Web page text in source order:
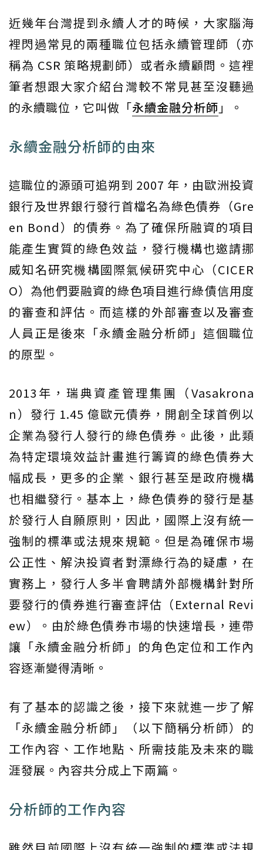
近幾年台灣提到永續人才的時候，大家腦海
裡閃過常見的兩種職位包括永續管理師（亦
稱為 CSR 策略規劃師）或者永續顧問。這裡
筆者想跟大家介紹台灣較不常見甚至沒聽過
的永續職位，它叫做「永續金融分析師 」。
永續金融分析師的由來
這職位的源頭可追朔到 2007 年，由歐洲投資
銀行及世界銀行發行首檔名為綠色債券（Gre
en Bond）的債券。為了確保所融資的項目
能產生實質的綠色效益，發行機構也邀請挪
威知名研究機構國際氣候研究中心（CICER
O）為他們要融資的綠色項目進行綠債信用度
的審查和評估。而這樣的外部審查以及審查
人員正是後來「永續金融分析師」這個職位
的原型。
2013年，瑞典資產管理集團（Vasakrona
n）發行 1.45 億歐元債券，開創全球首例以
企業為發行人發行的綠色債券。此後，此類
為特定環境效益計畫進行籌資的綠色債券大
幅成長，更多的企業、銀行甚至是政府機構
也相繼發行。基本上，綠色債券的發行是基
於發行人自願原則，因此，國際上沒有統一
強制的標準或法規來規範。但是為確保市場
公正性、解決投資者對漂綠行為的疑慮，在
實務上，發行人多半會聘請外部機構針對所
要發行的債券進行審查評估（External Revi
ew）。由於綠色債券市場的快速增長，連帶
讓「永續金融分析師」的角色定位和工作內
容逐漸變得清晰。
有了基本的認識之後，接下來就進一步了解
「永續金融分析師」（以下簡稱分析師）的
工作內容、工作地點、所需技能及未來的職
涯發展。內容共分成上下兩篇。
分析師的工作內容